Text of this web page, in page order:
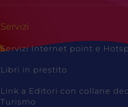
Servizi
Servizi Internet point e
Libri in prestito
Link a Editori con collane
Turismo